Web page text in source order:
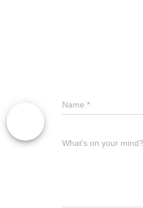
Name *
What's on your mind?